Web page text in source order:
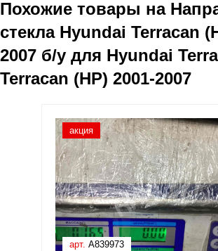
Похожие товары на
стекла Hyundai Terracan
2007 б/у для Hyundai
Terracan (HP) 2001-2007
акция
арт. A839973